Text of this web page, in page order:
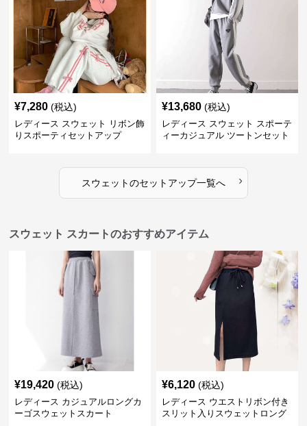
¥7,280 (税込)
レディース スウェット リボン飾
りスポーティセットアップ
¥13,680 (税込)
レディース スウェット スポーテ
ィーカジュアル ツートンセット
スウェットのセットアップ一覧へ ›
スウェット スカートのおすすめアイテム
¥19,420 (税込)
レディース カジュアルロングカ
ーゴスウェットスカート
¥6,120 (税込)
レディース ウエストリボン付き
スリット入りスウェットロング